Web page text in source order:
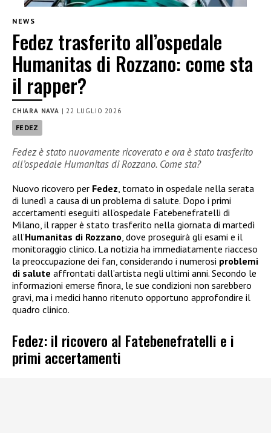
NEWS
Fedez trasferito all’ospedale
Humanitas di Rozzano: come sta
il rapper?
CHIARA NAVA |22 LUGLIO 2026
FEDEZ
Fedez è stato nuovamente ricoverato e ora è stato trasferito
all’ospedale Humanitas di Rozzano. Come sta?
Nuovo ricovero per Fedez, tornato in ospedale nella serata
di lunedì a causa di un problema di salute. Dopo i primi
accertamenti eseguiti all’ospedale Fatebenefratelli di
Milano, il rapper è stato trasferito nella giornata di martedì
all’Humanitas di Rozzano, dove proseguirà gli esami e il
monitoraggio clinico. La notizia ha immediatamente riacceso
la preoccupazione dei fan, considerando i numerosi problemi
di salute affrontati dall’artista negli ultimi anni. Secondo le
informazioni emerse finora, le sue condizioni non sarebbero
gravi, ma i medici hanno ritenuto opportuno approfondire il
quadro clinico.
Fedez: il ricovero al Fatebenefratelli e i
primi accertamenti